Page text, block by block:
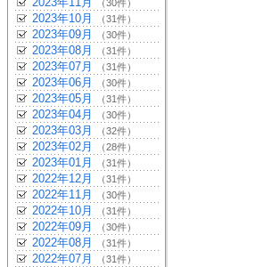
（30件）
2023年10月 （31件）
2023年09月 （30件）
2023年08月 （31件）
2023年07月 （31件）
2023年06月 （30件）
2023年05月 （31件）
2023年04月 （30件）
2023年03月 （32件）
2023年02月 （28件）
2023年01月 （31件）
2022年12月 （31件）
2022年11月 （30件）
2022年10月 （31件）
2022年09月 （30件）
2022年08月 （31件）
2022年07月 （31件）